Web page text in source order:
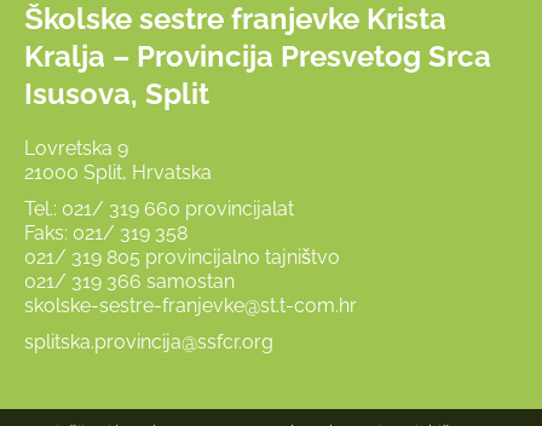
Školske sestre franjevke Krista
Kralja – Provincija Presvetog Srca
Isusova, Split
Lovretska 9
21000 Split, Hrvatska
Tel.: 021/ 319 660 provincijalat
Faks: 021/ 319 358
021/ 319 805 provincijalno tajništvo
021/ 319 366 samostan
skolske-sestre-franjevke@st.t-com.hr
splitska.provincija@ssfcr.org